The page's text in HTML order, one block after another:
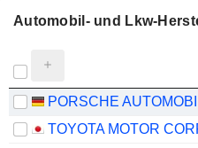
Automobil- und Lkw-